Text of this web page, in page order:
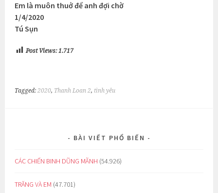
Em là muôn thuở để anh đợi chờ
1/4/2020
Tú Sụn
Post Views: 1.717
Tagged:2020, Thanh Loan 2, tình yêu
BÀI VIẾT PHỔ BIẾN
CÁC CHIẾN BINH DŨNG MÃNH (54.926)
TRĂNG VÀ EM (47.701)